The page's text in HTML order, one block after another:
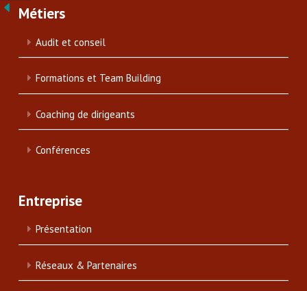
Métiers
Audit et conseil
Formations et Team Building
Coaching de dirigeants
Conférences
Entreprise
Présentation
Réseaux & Partenaires